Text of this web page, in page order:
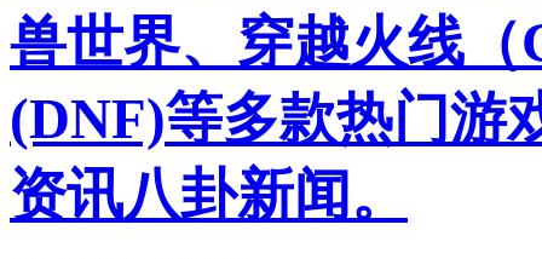
兽世界、穿越火线
(DNF)等多款热门游
资讯八卦新闻。